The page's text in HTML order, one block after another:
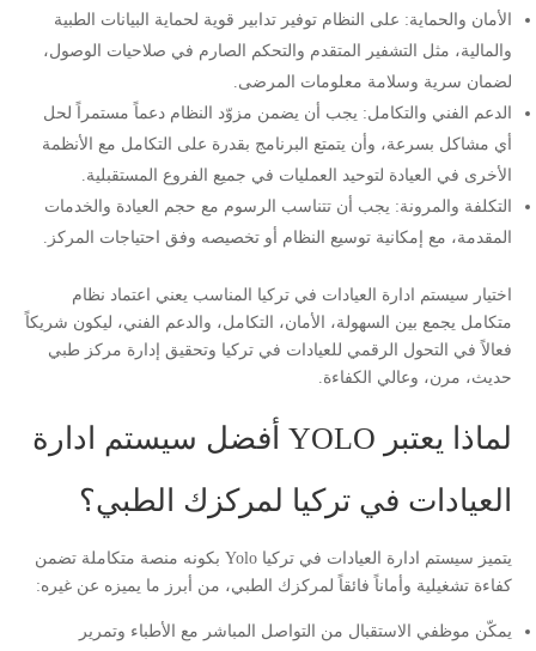
الأمان والحماية: على النظام توفير تدابير قوية لحماية البيانات الطبية
والمالية، مثل التشفير المتقدم والتحكم الصارم في صلاحيات الوصول،
لضمان سرية وسلامة معلومات المرضى.
الدعم الفني والتكامل: يجب أن يضمن مزوّد النظام دعماً مستمراً لحل
أي مشاكل بسرعة، وأن يتمتع البرنامج بقدرة على التكامل مع الأنظمة
الأخرى في العيادة لتوحيد العمليات في جميع الفروع المستقبلية.
التكلفة والمرونة: يجب أن تتناسب الرسوم مع حجم العيادة والخدمات
المقدمة، مع إمكانية توسيع النظام أو تخصيصه وفق احتياجات المركز.
اختيار سيستم ادارة العيادات في تركيا المناسب يعني اعتماد نظام
متكامل يجمع بين السهولة، الأمان، التكامل، والدعم الفني، ليكون شريكاً
فعالاً في التحول الرقمي للعيادات في تركيا وتحقيق إدارة مركز طبي
حديث، مرن، وعالي الكفاءة.
لماذا يعتبر YOLO أفضل سيستم ادارة
العيادات في تركيا لمركزك الطبي؟
يتميز سيستم ادارة العيادات في تركيا Yolo بكونه منصة متكاملة تضمن
كفاءة تشغيلية وأماناً فائقاً لمركزك الطبي، من أبرز ما يميزه عن غيره:
يمكّن موظفي الاستقبال من التواصل المباشر مع الأطباء وتمرير